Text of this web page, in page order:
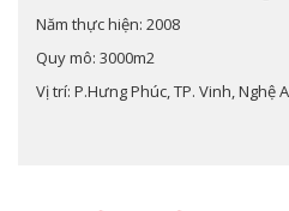
Năm thực hiện: 2008
Quy mô: 3000m2
Vị trí: P.Hưng Phúc, TP. Vinh, Nghệ